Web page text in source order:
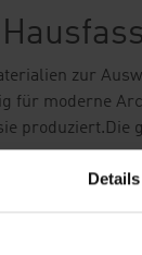
Details
zur
für moderne
produziert. Die